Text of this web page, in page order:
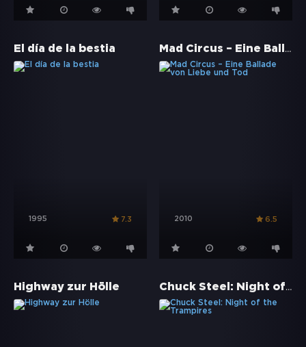
El día de la bestia
1995 7.3
Mad Circus – Eine Ballade von Liebe und Tod
2010 6.5
Highway zur Hölle Chuck Steel: Night of the Trampires